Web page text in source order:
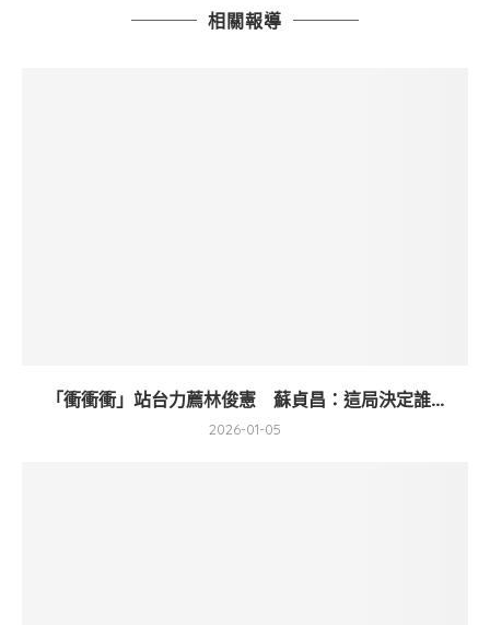
相關報導
「衝衝衝」站台力薦林俊憲 蘇貞昌：這局決定誰...
2026-01-05